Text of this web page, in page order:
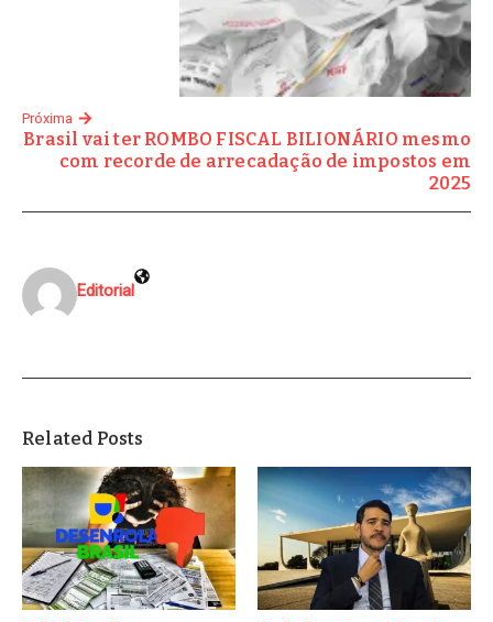
Próxima
Brasil vai ter ROMBO FISCAL BILIONÁRIO mesmo
com recorde de arrecadação de impostos em
2025
Editorial
Related Posts